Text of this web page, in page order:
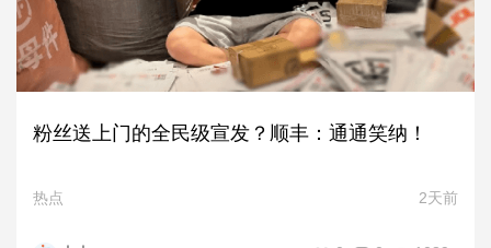
粉丝送上门的全民级宣发？顺丰：通通笑纳！
热点 2天前